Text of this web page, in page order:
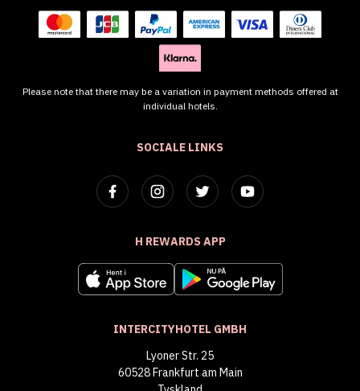
SOCIALE LINKS
H REWARDS APP
INTERCITYHOTEL GMBH
Lyoner Str. 25
60528 Frankfurt am Main
Please note that there may be a variation in payment methods offered at
individual hotels.